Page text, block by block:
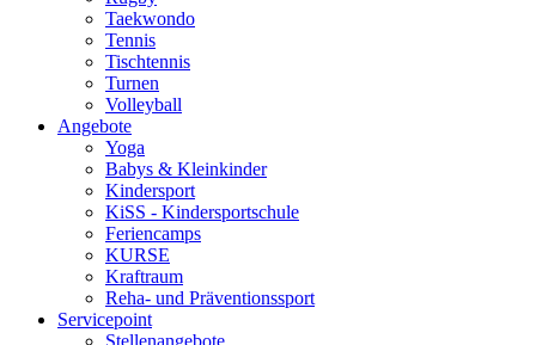
Taekwondo
Tennis
Tischtennis
Turnen
Volleyball
Angebote
Yoga
Babys & Kleinkinder
Kindersport
KiSS - Kindersportschule
Feriencamps
KURSE
Kraftraum
Reha- und Präventionssport
Servicepoint
Stellenangebote